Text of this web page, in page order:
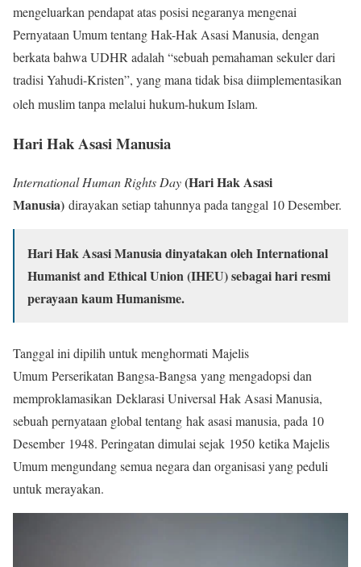
mengeluarkan pendapat atas posisi negaranya mengenai
Pernyataan Umum tentang Hak-Hak Asasi Manusia, dengan
berkata bahwa UDHR adalah “sebuah pemahaman sekuler dari
tradisi Yahudi-Kristen”, yang mana tidak bisa diimplementasikan
oleh muslim tanpa melalui hukum-hukum Islam.
Hari Hak Asasi Manusia
International Human Rights Day(Hari Hak Asasi
Manusia) dirayakan setiap tahunnya pada tanggal 10 Desember.
Hari Hak Asasi Manusia dinyatakan oleh International
Humanist and Ethical Union (IHEU) sebagai hari resmi
perayaan kaum Humanisme.
Tanggal ini dipilih untuk menghormati Majelis
Umum Perserikatan Bangsa-Bangsa yang mengadopsi dan
memproklamasikan Deklarasi Universal Hak Asasi Manusia,
sebuah pernyataan global tentang hak asasi manusia, pada 10
Desember 1948. Peringatan dimulai sejak 1950 ketika Majelis
Umum mengundang semua negara dan organisasi yang peduli
untuk merayakan.